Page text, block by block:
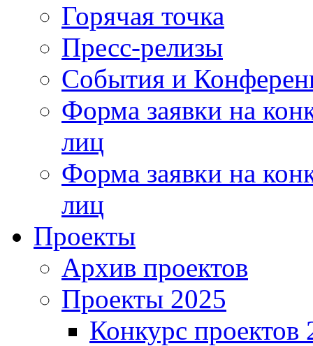
Горячая точка
Пресс-релизы
События и
Форма заявки на
лиц
Форма заявки на
лиц
Проекты
Архив проектов
Проекты 2025
Конкурс проектов